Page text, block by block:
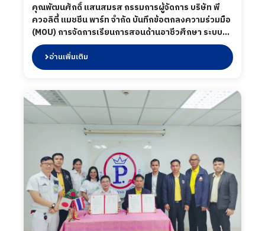
คุณพัฒนศักดิ์ แสนสมรส กรรมการผู้จัดการ บริษัท พี
ควอลิตี้ แมชชีน พาร์ท จำกัด บันทึกข้อตกลงความร่วมมือ
(MOU) การจัดการเรียนการสอนด้านอาชีวศึกษา ระบบ
ทวิภาคี ระหว่างวิทยาลัยเทคนิคร้อยเอ็ด จังหวัดร้อยเอ็ด
กับ บริษัท พี ควอลิตี้ แมชชีน พาร์ท จำกัด พร้อมเยี่ยมชม
การจัดการเรียนการสอนที่แผนกวิชาช่างยนต์,ช่างกล
20 พฤศจิกายน 2567
อ่านเพิ่มเติม